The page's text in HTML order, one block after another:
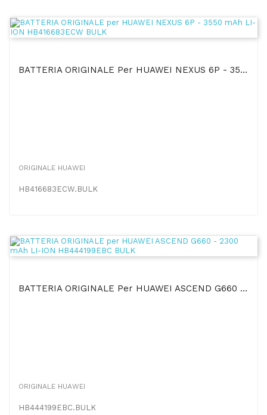
BATTERIA ORIGINALE Per HUAWEI NEXUS 6P - 3550 MAh LI-ION HB416683ECW BULK
ORIGINALE HUAWEI
HB416683ECW.BULK
BATTERIA ORIGINALE Per HUAWEI ASCEND G660 - 2300 MAh LI-ION HB444199EBC BULK
ORIGINALE HUAWEI
HB444199EBC.BULK